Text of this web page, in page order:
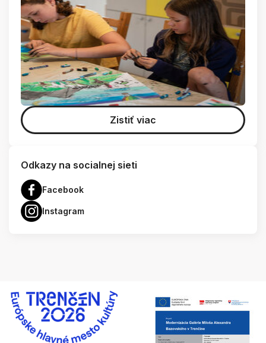
Zistiť viac
Odkazy na socialnej sieti
Facebook
Instagram